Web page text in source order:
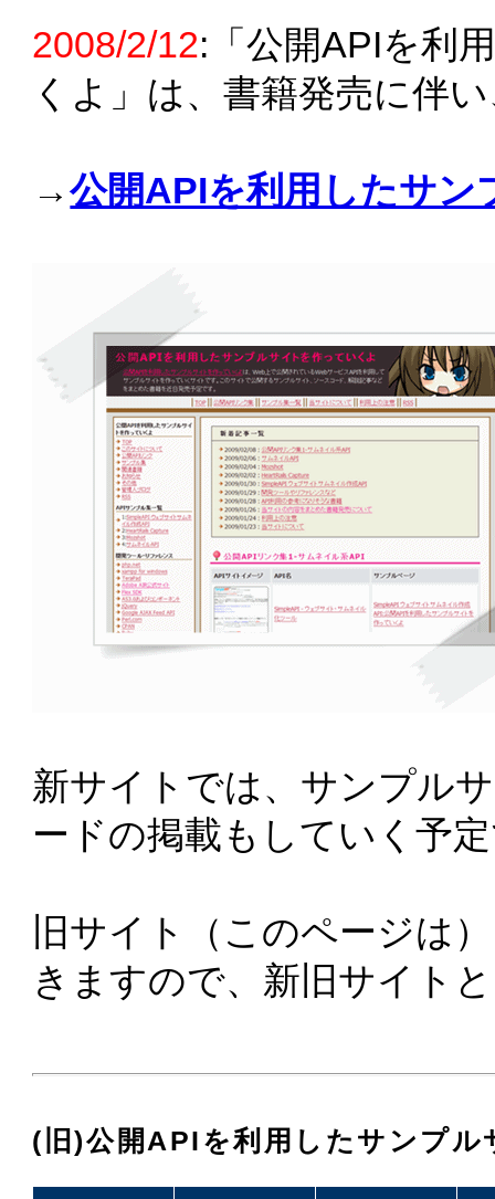
2008/2/12:「公開APIを利
くよ」は、書籍発売に伴
→公開APIを利用したサ
新サイトでは、サンプル
ードの掲載もしていく予
旧サイト（このページは
きますので、新旧サイト
(旧)公開APIを利用したサンプ